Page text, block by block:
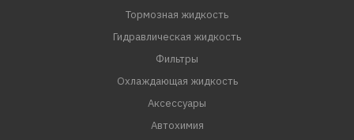
Тормозная жидкость
Гидравлическая жидкость
Фильтры
Охлаждающая жидкость
Аксессуары
Автохимия